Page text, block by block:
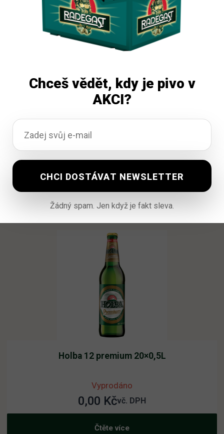
Skladem
0,00Kč vč. DPH
Přidat do košíku
Holba 12 premium 20×0,5L
Vyprodáno
0,00 Kčvč. DPH
Čtěte více
Chceš vědět, kdy je pivo v
AKCI?
Žádný spam. Jen když je fakt sleva.